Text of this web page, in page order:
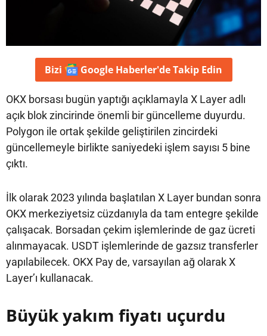
Bizi Google Haberler'deTakip Edin
OKX borsası bugün yaptığı açıklamayla X Layer adlı
açık blok zincirinde önemli bir güncelleme duyurdu.
Polygon ile ortak şekilde geliştirilen zincirdeki
güncellemeyle birlikte saniyedeki işlem sayısı 5 bine
çıktı.
İlk olarak 2023 yılında başlatılan X Layer bundan sonra
OKX merkeziyetsiz cüzdanıyla da tam entegre şekilde
çalışacak. Borsadan çekim işlemlerinde de gaz ücreti
alınmayacak. USDT işlemlerinde de gazsız transferler
yapılabilecek. OKX Pay de, varsayılan ağ olarak X
Layer’ı kullanacak.
Büyük yakım fiyatı uçurdu